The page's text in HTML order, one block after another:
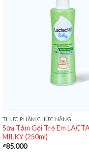
THỰC PHẨM CHỨC NĂNG
Sữa Tắm Gội Trẻ Em
MILKY (250ml)
₫85.000